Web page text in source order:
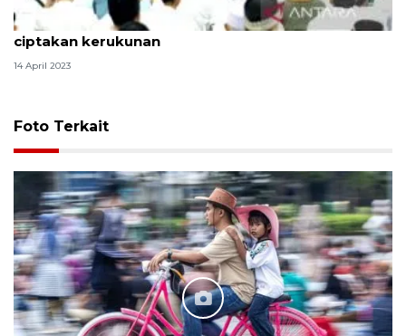
Mahfud MD: IKN diharapkan jadi kota inklusif yang
ciptakan kerukunan
14 April 2023
Foto Terkait